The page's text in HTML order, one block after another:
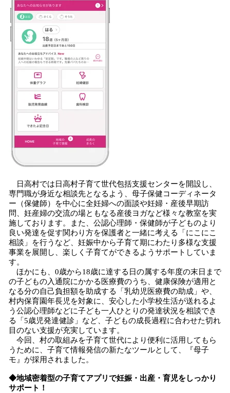
日高村では日高村子育て世代包括支援センターを開設し、
専門職が身近な相談先となるよう、母子保健コーディネータ
ー（保健師）を中心に全妊婦への面談や妊婦・産後早期訪
問、妊産婦の交流の場ともなる産後ヨガなど様々な教室を実
施しております。また、公認心理師・保健師が子どものより
良い発達を促す関わり方を保護者と一緒に考える「にこにこ
相談」を行うなど、妊娠中から子育て期にわたり多様な支援
事業を展開し、楽しく子育てができるようサポートしていま
す。
ほかにも、0歳から18歳に達する日の属する年度の末日まで
の子どもの入通院にかかる医療費のうち、健康保険が適用と
なる分の自己負担額を助成する「乳幼児医療費の助成」や、
村内保育園年長児を対象に、安心した小学校生活が送れるよ
う公認心理師などに子ども一人ひとりの発達状況を相談でき
る「5歳児発達健診」など、子どもの成長過程に合わせた切れ
目のない支援が充実しています。
今回、村の取組みを子育て世代により便利に活用してもら
うために、子育て情報発信の新たなツールとして、『母子
モ』が採用されました。
◆地域密着型の子育てアプリで妊娠・出産・育児をしっかり
サポート！